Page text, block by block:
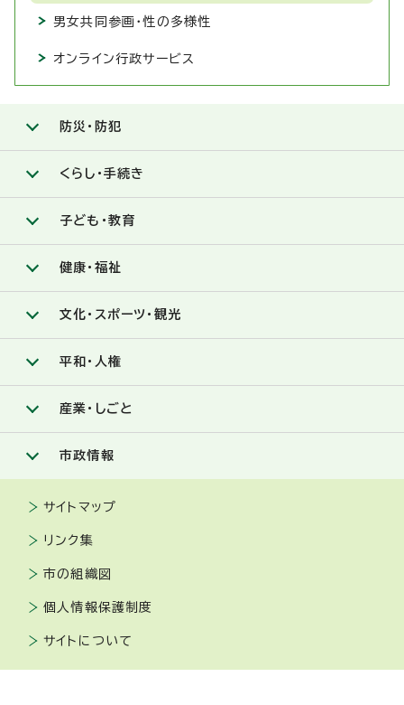
男女共同参画・性の多様性
オンライン行政サービス
防災・防犯
くらし・手続き
子ども・教育
健康・福祉
文化・スポーツ・観光
平和・人権
産業・しごと
市政情報
サイトマップ
リンク集
市の組織図
個人情報保護制度
サイトについて